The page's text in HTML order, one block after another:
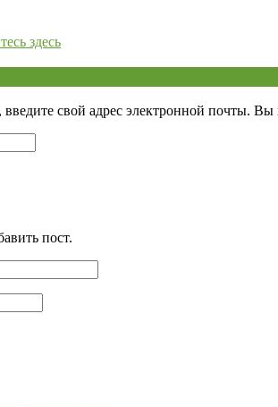
здесь
свой адрес электронной почты.
пост.